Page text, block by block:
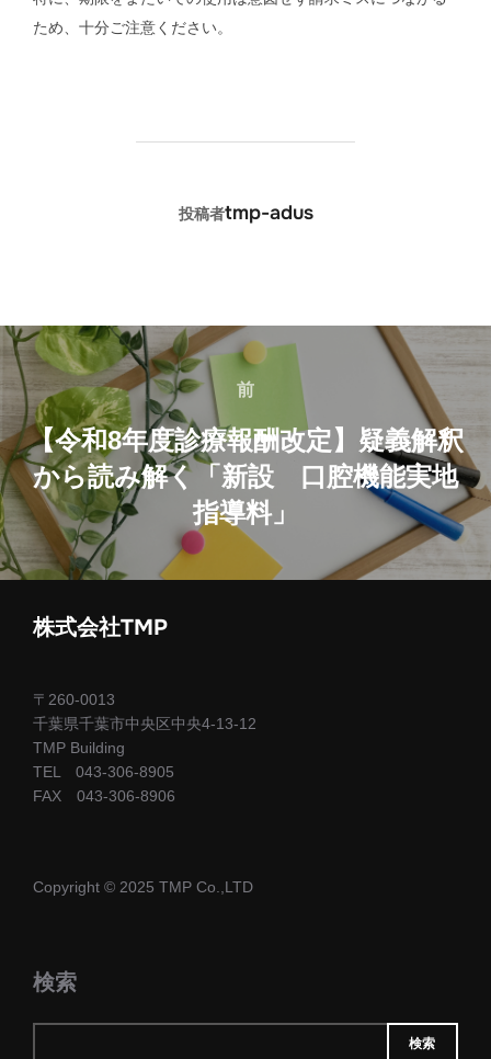
ため、十分ご注意ください。
投稿者
投稿者tmp-adus
投
稿
ナ
ビ
ゲ
ー
シ
前
前
【令和8年度診療報酬改定】疑義解釈
から読み解く「新設 口腔機能実地
指導料」
株式会社TMP
〒260-0013
千葉県千葉市中央区中央4-13-12
TMP Building
TEL 043-306-8905
FAX 043-306-8906
Copyright © 2025 TMP Co.,LTD
検索
検索